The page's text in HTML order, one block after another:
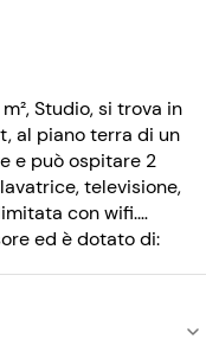
Studio, si trova in
al piano terra di un
e può ospitare 2
televisione,
con wifi.
ed è dotato di: